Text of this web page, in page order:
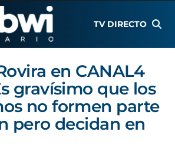
TV DIRECTO
en CANAL4
gravísimo que los
no formen parte
pero decidan en